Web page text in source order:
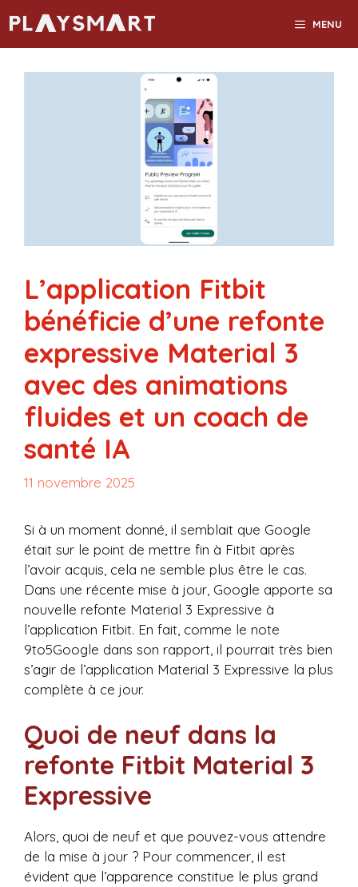
au
contenu
MENU
L’application Fitbit
bénéficie d’une refonte
expressive Material 3
avec des animations
fluides et un coach de
santé IA
11 novembre 2025
Si à un moment donné, il semblait que Google
était sur le point de mettre fin à Fitbit après
l’avoir acquis, cela ne semble plus être le cas.
Dans une récente mise à jour, Google apporte sa
nouvelle refonte Material 3 Expressive à
l’application Fitbit. En fait, comme le note
9to5Google dans son rapport, il pourrait très bien
s’agir de l’application Material 3 Expressive la plus
complète à ce jour.
Quoi de neuf dans la
refonte Fitbit Material 3
Expressive
Alors, quoi de neuf et que pouvez-vous attendre
de la mise à jour ? Pour commencer, il est
évident que l’apparence constitue le plus grand